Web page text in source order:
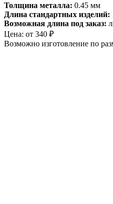
Толщина металла: 0.45 мм
Длина стандартных изделий:
Возможная длина под заказ:
Цена: от 340 ₽
Возможно изготовление по